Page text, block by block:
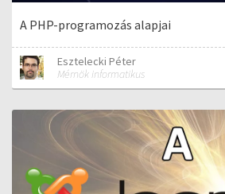
A PHP-programozás alapjai
Esztelecki Péter
Mérnök informatikus